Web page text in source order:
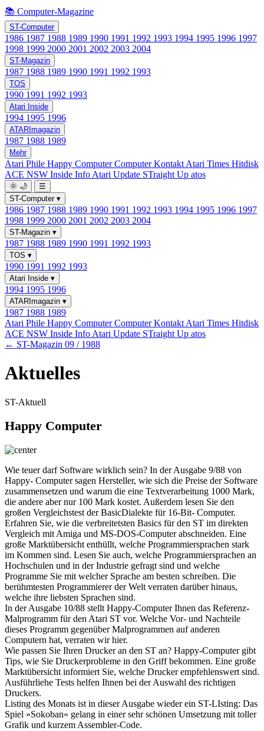
📚 Computer-Magazine
ST-Computer
1986 1987 1988 1989 1990 1991 1992 1993 1994 1995 1996 1997
1998 1999 2000 2001 2002 2003 2004
ST-Magazin
1987 1988 1989 1990 1991 1992 1993
TOS
1990 1991 1992 1993
Atari Inside
1994 1995 1996
ATARImagazin
1987 1988 1989
Mehr
Atari Phile Happy ComputerComputer Kontakt Atari Times Hitdisk
ACE NSW Inside Info Atari Update STraight Up atos
🌞 🌙
☰
ST-Computer ▾
1986 1987 1988 1989 1990 1991 1992 1993 1994 1995 1996 1997
1998 1999 2000 2001 2002 2003 2004
ST-Magazin ▾
1987 1988 1989 1990 1991 1992 1993
TOS ▾
1990 1991 1992 1993
Atari Inside ▾
1994 1995 1996
ATARImagazin ▾
1987 1988 1989
Atari Phile Happy ComputerComputer Kontakt Atari Times Hitdisk
ACE NSW Inside Info Atari Update STraight Up atos
← ST-Magazin 09 / 1988
Aktuelles
ST-Aktuell
Happy Computer
Wie teuer darf Software wirklich sein? In der Ausgabe 9/88 von
Happy- Computer sagen Hersteller, wie sich die Preise der Software
zusammensetzen und warum die eine Textverarbeitung 1000 Mark,
die andere aber nur 100 Mark kostet. Außerdem lesen Sie den
großen Vergleichstest der BasicDialekte für 16-Bit- Computer.
Erfahren Sie, wie die verbreitetsten Basics für den ST im direkten
Vergleich mit Amiga und MS-DOS-Computer abschneiden. Eine
große Marktübersicht enthüllt, welche Programmiersprachen stark
im Kommen sind. Lesen Sie auch, welche Programmiersprachen an
Hochschulen und in der Industrie gefragt sind und welche
Programme Sie mit welcher Sprache am besten schreiben. Die
berühmtesten Programmierer der Welt verraten darüber hinaus,
welche ihre liebsten Sprachen sind.
In der Ausgabe 10/88 stellt Happy-Computer Ihnen das Referenz-
Malprogramm für den Atari ST vor. Welche Vor- und Nachteile
dieses Programm gegenüber Malprogrammen auf anderen
Computern hat, verraten wir hier.
Wie passen Sie Ihren Drucker an den ST an? Happy-Computer gibt
Tips, wie Sie Druckerprobleme in den Griff bekommen. Eine große
Marktübersicht informiert Sie, welche Drucker empfehlenswert sind.
Ausführliehe Tests helfen Ihnen bei der Auswahl des richtigen
Druckers.
Listing des Monats ist in dieser Ausgabe wieder ein ST-LIsting: Das
Spiel »Sokoban« gelang in einer sehr schönen Umsetzung mit toller
Grafik und kurzem Assembler-Code.